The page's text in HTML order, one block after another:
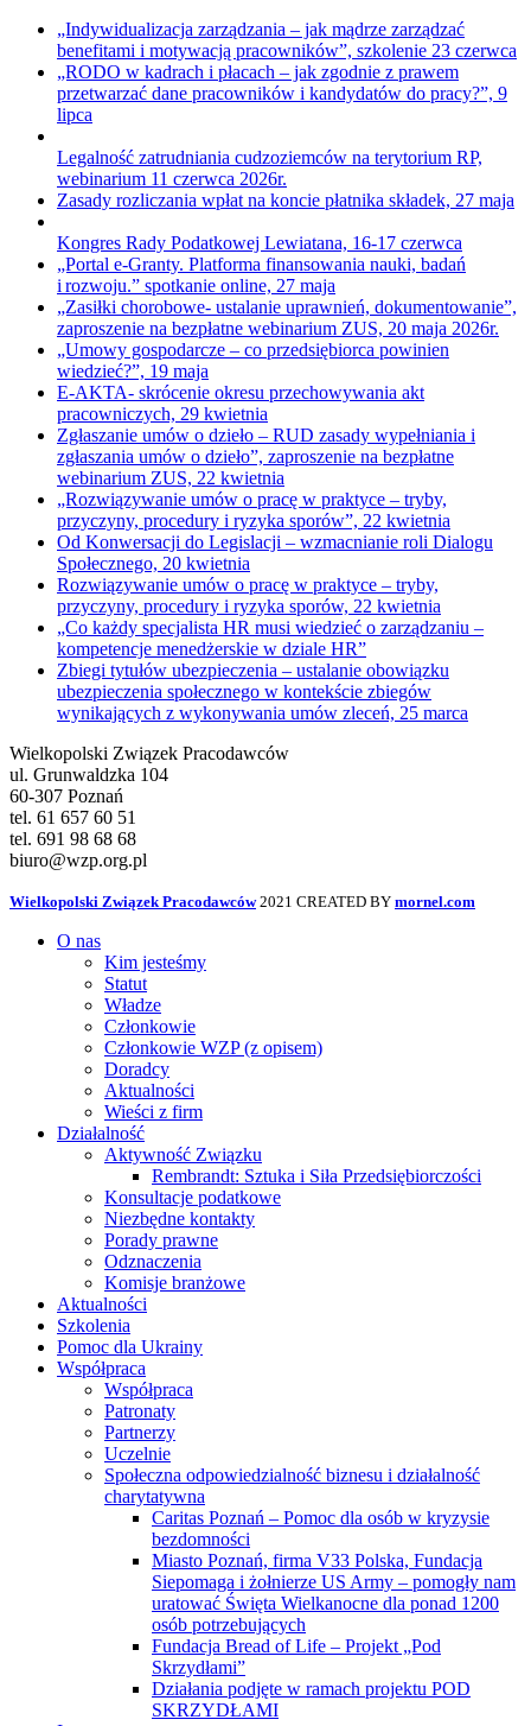
„Indywidualizacja zarządzania – jak mądrze zarządzać
benefitami i motywacją pracowników”, szkolenie 23 czerwca
„RODO w kadrach i płacach – jak zgodnie z prawem
przetwarzać dane pracowników i kandydatów do pracy?”, 9
lipca
Legalność zatrudniania cudzoziemców na terytorium RP,
webinarium 11 czerwca 2026r.
Zasady rozliczania wpłat na koncie płatnika składek, 27 maja
Kongres Rady Podatkowej Lewiatana, 16-17 czerwca
„Portal e-Granty. Platforma finansowania nauki, badań
i rozwoju.” spotkanie online, 27 maja
„Zasiłki chorobowe- ustalanie uprawnień, dokumentowanie”,
zaproszenie na bezpłatne webinarium ZUS, 20 maja 2026r.
„Umowy gospodarcze – co przedsiębiorca powinien
wiedzieć?”, 19 maja
E-AKTA- skrócenie okresu przechowywania akt
pracowniczych, 29 kwietnia
Zgłaszanie umów o dzieło – RUD zasady wypełniania i
zgłaszania umów o dzieło”, zaproszenie na bezpłatne
webinarium ZUS, 22 kwietnia
„Rozwiązywanie umów o pracę w praktyce – tryby,
przyczyny, procedury i ryzyka sporów”, 22 kwietnia
Od Konwersacji do Legislacji – wzmacnianie roli Dialogu
Społecznego, 20 kwietnia
Rozwiązywanie umów o pracę w praktyce – tryby,
przyczyny, procedury i ryzyka sporów, 22 kwietnia
„Co każdy specjalista HR musi wiedzieć o zarządzaniu –
kompetencje menedżerskie w dziale HR”
Zbiegi tytułów ubezpieczenia – ustalanie obowiązku
ubezpieczenia społecznego w kontekście zbiegów
wynikających z wykonywania umów zleceń, 25 marca
Wielkopolski Związek Pracodawców
ul. Grunwaldzka 104
60-307 Poznań
tel. 61 657 60 51
tel. 691 98 68 68
biuro@wzp.org.pl
Wielkopolski Związek Pracodawców 2021 CREATED BY mornel.com
O nas
Kim jesteśmy
Statut
Władze
Członkowie
Członkowie WZP (z opisem)
Doradcy
Aktualności
Wieści z firm
Działalność
Aktywność Związku
Rembrandt: Sztuka i Siła Przedsiębiorczości
Konsultacje podatkowe
Niezbędne kontakty
Porady prawne
Odznaczenia
Komisje branżowe
Aktualności
Szkolenia
Pomoc dla Ukrainy
Współpraca
Współpraca
Patronaty
Partnerzy
Uczelnie
Społeczna odpowiedzialność biznesu i działalność
charytatywna
Caritas Poznań – Pomoc dla osób w kryzysie
bezdomności
Miasto Poznań, firma V33 Polska, Fundacja
Siepomaga i żołnierze US Army – pomogły nam
uratować Święta Wielkanocne dla ponad 1200
osób potrzebujących
Fundacja Bread of Life – Projekt „Pod
Skrzydłami”
Działania podjęte w ramach projektu POD
SKRZYDŁAMI